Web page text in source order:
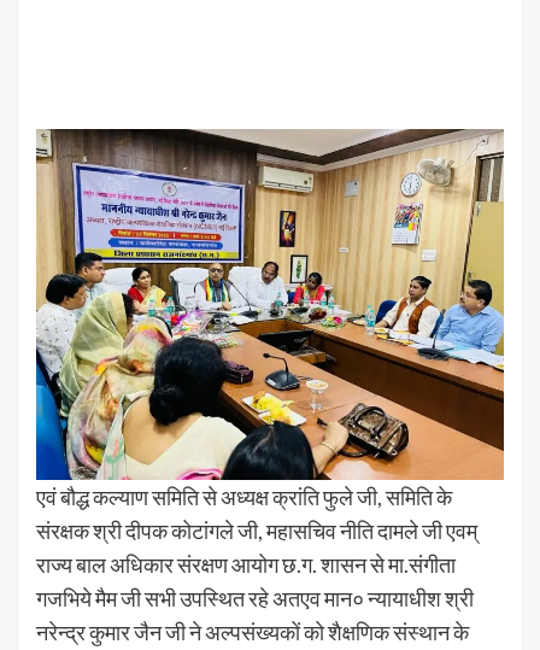
एवं बौद्ध कल्याण समिति से अध्यक्ष क्रांति फुले जी, समिति के
संरक्षक श्री दीपक कोटांगले जी, महासचिव नीति दामले जी एवम्
राज्य बाल अधिकार संरक्षण आयोग छ.ग. शासन से मा.संगीता
गजभिये मैम जी सभी उपस्थित रहे अतएव मान० न्यायाधीश श्री
नरेन्द्र कुमार जैन जी ने अल्पसंख्यकों को शैक्षणिक संस्थान के